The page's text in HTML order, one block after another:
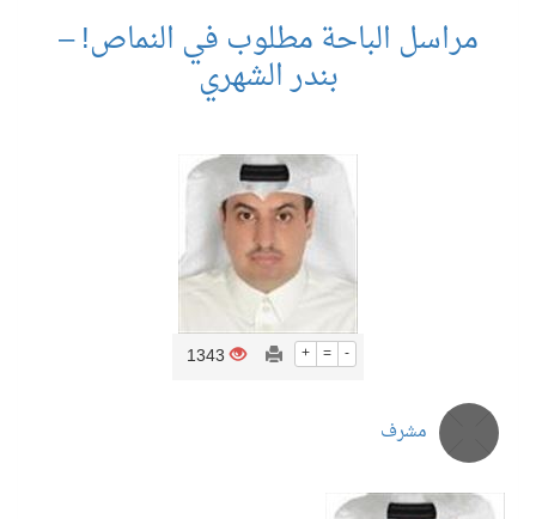
مراسل الباحة مطلوب في النماص! –
بندر الشهري
+ = -
1343
مشرف